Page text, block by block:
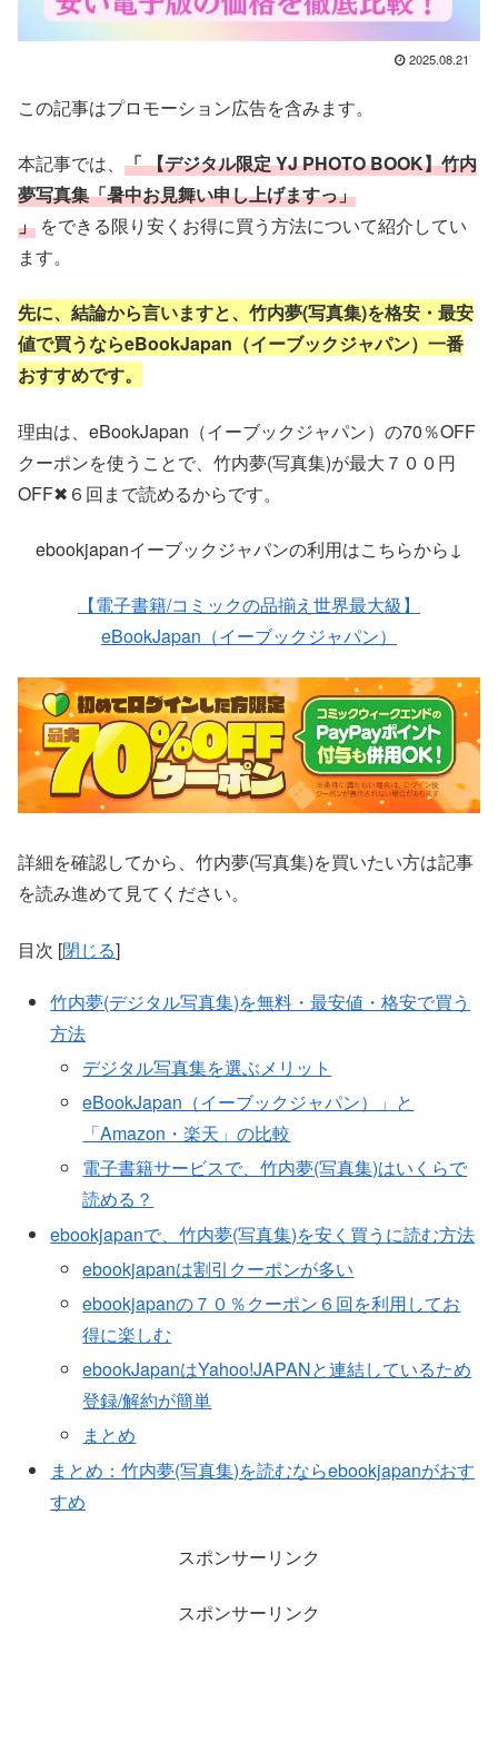
2025.08.21
この記事はプロモーション広告を含みます。
本記事では、 「 【デジタル限定 YJ PHOTO BOOK】竹内
夢写真集「暑中お見舞い申し上げますっ」
」 をできる限り安くお得に買う方法について紹介してい
ます。
先に、結論から言いますと、竹内夢(写真集)を格安・最安
値で買うならeBookJapan（イーブックジャパン）一番
おすすめです。
理由は、eBookJapan（イーブックジャパン）の70％OFF
クーポンを使うことで、竹内夢(写真集)が最大７００円
OFF✖６回まで読めるからです。
ebookjapanイーブックジャパンの利用はこちらから↓
【電子書籍/コミックの品揃え世界最大級】
eBookJapan（イーブックジャパン）
詳細を確認してから、竹内夢(写真集)を買いたい方は記事
を読み進めて見てください。
目次 [閉じる]
竹内夢(デジタル写真集)を無料・最安値・格安で買う
方法
デジタル写真集を選ぶメリット
eBookJapan（イーブックジャパン）」と
「Amazon・楽天」の比較
電子書籍サービスで、竹内夢(写真集)はいくらで
読める？
ebookjapanで、竹内夢(写真集)を安く買うに読む方法
ebookjapanは割引クーポンが多い
ebookjapanの７０％クーポン６回を利用してお
得に楽しむ
ebookJapanはYahoo!JAPANと連結しているため
登録/解約が簡単
まとめ
まとめ：竹内夢(写真集)を読むならebookjapanがおす
すめ
スポンサーリンク
スポンサーリンク